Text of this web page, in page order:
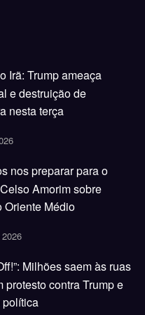
Irã: Trump ameaça
e destruição de
nesta terça
nos preparar para o
Amorim sobre
Oriente Médio
Milhões saem às ruas
protesto contra Trump e